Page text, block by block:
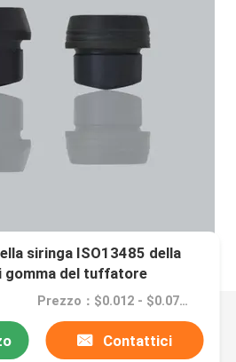
siringa ISO13485 della
gomma del tuffatore
Prezzo：$0.012 - $0.074/pieces
Contattici